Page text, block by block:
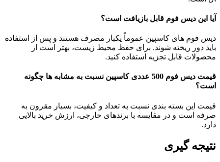
آیا این دیس فوم قابل بازیافت است؟
دیس فوم های کاسپین عموماً یکبار مصرف هستند و پس از استفاده
باید دور ریخته شوند. برای حفظ محیط زیست، بهتر است از
محصولات قابل تجزیه استفاده کنید.
قیمت دیس فوم 500 عددی کاسپین نسبت به مشابه ها چگونه
است؟
قیمت این بسته بندی نسبت به تعداد و کیفیت، بسیار مقرون به
صرفه است و در مقایسه با برندهای خارجی، ارزش خرید بالایی
دارد.
نتیجه گیری